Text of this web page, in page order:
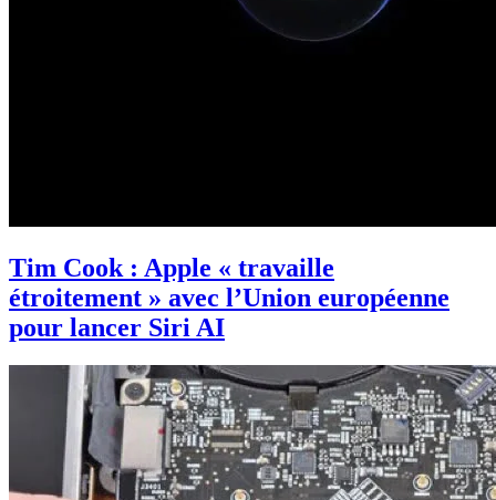
Tim Cook : Apple « travaille
étroitement » avec l’Union européenne
pour lancer Siri AI